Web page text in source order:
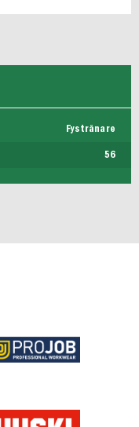
Fystränare
56